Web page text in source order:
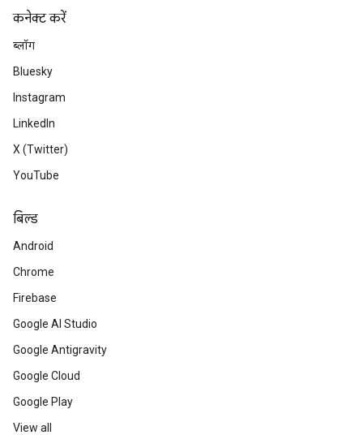
कनेक्ट करें
ब्लॉग
Bluesky
Instagram
LinkedIn
X (Twitter)
YouTube
बिल्ड
Android
Chrome
Firebase
Google AI Studio
Google Antigravity
Google Cloud
Google Play
View all